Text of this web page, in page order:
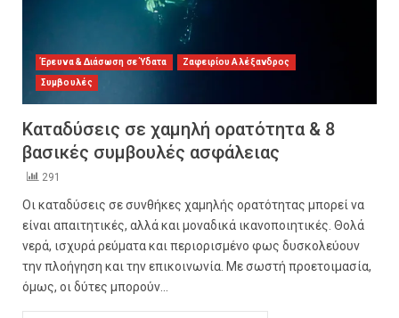
Έρευνα & Διάσωση σε Ύδατα Ζαφειρίου Αλέξανδρος
Συμβουλές
Καταδύσεις σε χαμηλή ορατότητα & 8
βασικές συμβουλές ασφάλειας
291
Οι καταδύσεις σε συνθήκες χαμηλής ορατότητας μπορεί να
είναι απαιτητικές, αλλά και μοναδικά ικανοποιητικές. Θολά
νερά, ισχυρά ρεύματα και περιορισμένο φως δυσκολεύουν
την πλοήγηση και την επικοινωνία. Με σωστή προετοιμασία,
όμως, οι δύτες μπορούν...